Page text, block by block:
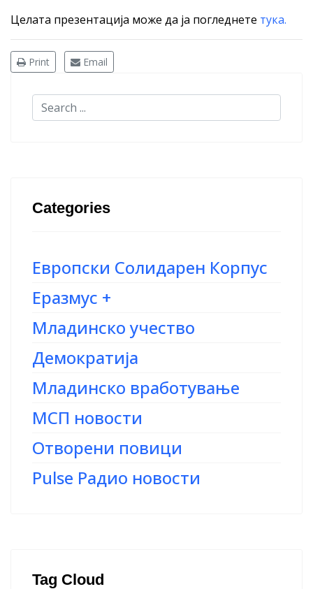
Целата презентација може да ја погледнете тука.
Print Email
Categories
Европски Солидарен Корпус
Еразмус +
Младинско учество
Демократија
Младинско вработување
МСП новости
Отворени повици
Pulse Радио новости
Tag Cloud